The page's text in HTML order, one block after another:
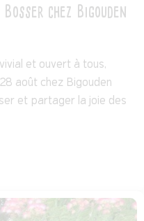
chez Bigouden
et ouvert à tous,
août chez Bigouden
et partager la joie des